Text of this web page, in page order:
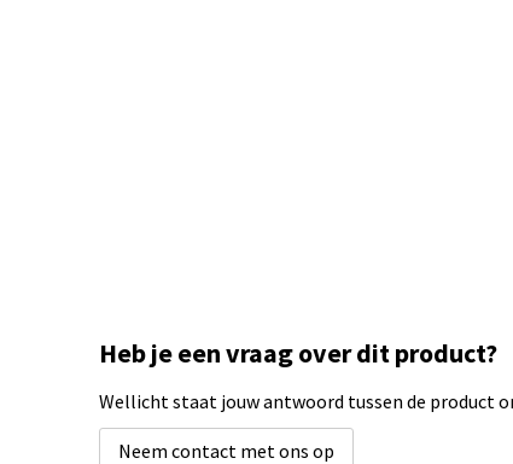
Heb je een vraag over dit product?
Wellicht staat jouw antwoord tussen de product
Neem contact met ons op